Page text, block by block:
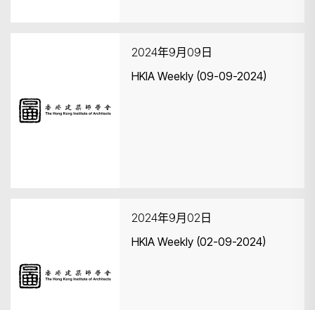
2024年9月09日
HKIA Weekly (09-09-2024)
2024年9月02日
HKIA Weekly (02-09-2024)